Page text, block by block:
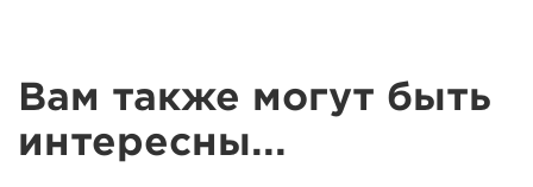
Вам также могут быть
интересны...